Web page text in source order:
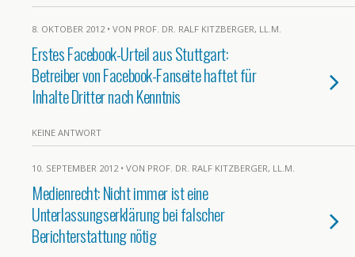
8. OKTOBER 2012 • VON PROF. DR. RALF KITZBERGER, LL.M.
Erstes Facebook-Urteil aus Stuttgart:
Betreiber von Facebook-Fanseite haftet für
Inhalte Dritter nach Kenntnis
KEINE ANTWORT
10. SEPTEMBER 2012 • VON PROF. DR. RALF KITZBERGER, LL.M.
Medienrecht: Nicht immer ist eine
Unterlassungserklärung bei falscher
Berichterstattung nötig